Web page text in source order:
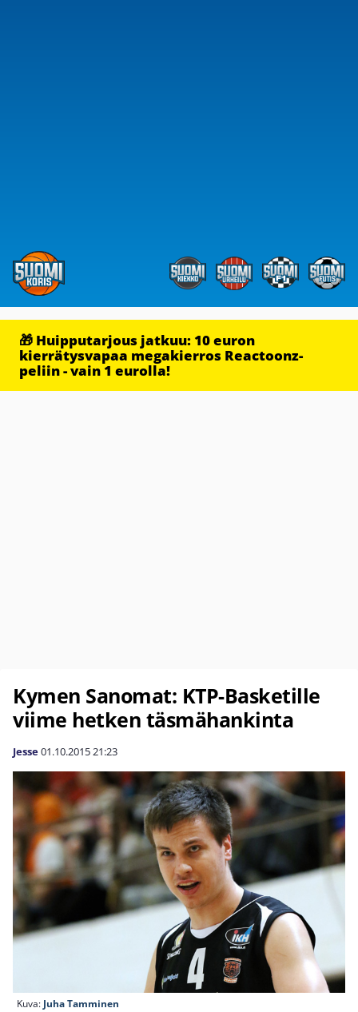
🎁 Huipputarjous jatkuu: 10 euron
kierrätysvapaa megakierros Reactoonz-
peliin - vain 1 eurolla!
Kymen Sanomat: KTP-Basketille
viime hetken täsmähankinta
Jesse01.10.201521:23
Kuva: Juha Tamminen